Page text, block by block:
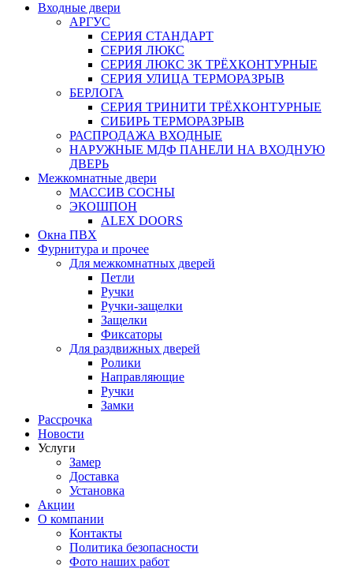
Входные двери
АРГУС
СЕРИЯ СТАНДАРТ
СЕРИЯ ЛЮКС
СЕРИЯ ЛЮКС 3К ТРЁХКОНТУРНЫЕ
СЕРИЯ УЛИЦА ТЕРМОРАЗРЫВ
БЕРЛОГА
СЕРИЯ ТРИНИТИ ТРЁХКОНТУРНЫЕ
СИБИРЬ ТЕРМОРАЗРЫВ
РАСПРОДАЖА ВХОДНЫЕ
НАРУЖНЫЕ МДФ ПАНЕЛИ НА ВХОДНУЮ
ДВЕРЬ
Межкомнатные двери
МАССИВ СОСНЫ
ЭКОШПОН
ALEX DOORS
Окна ПВХ
Фурнитура и прочее
Для межкомнатных дверей
Петли
Ручки
Ручки-защелки
Защелки
Фиксаторы
Для раздвижных дверей
Ролики
Направляющие
Ручки
Замки
Рассрочка
Новости
Услуги
Замер
Доставка
Установка
Акции
О компании
Контакты
Политика безопасности
Фото наших работ